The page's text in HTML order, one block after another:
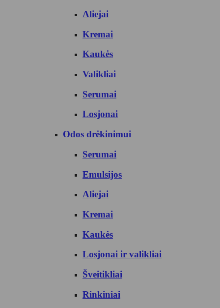
Aliejai
Kremai
Kaukės
Valikliai
Serumai
Losjonai
Odos drėkinimui
Serumai
Emulsijos
Aliejai
Kremai
Kaukės
Losjonai ir valikliai
Šveitikliai
Rinkiniai